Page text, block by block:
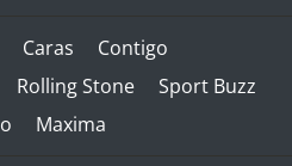
Caras
Contigo
Rolling Stone
Sport Buzz
Maxima